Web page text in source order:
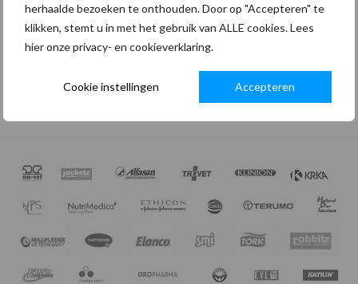
herhaalde bezoeken te onthouden. Door op "Accepteren" te
klikken, stemt u in met het gebruik van ALLE cookies. Lees
hier onze privacy- en cookieverklaring.
Cookie instellingen Accepteren
tot je account te beheren en voor andere doeleinden
zoals omschreven in onzeprivacybeleid.